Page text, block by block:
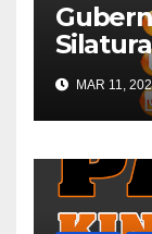
MAR 11,